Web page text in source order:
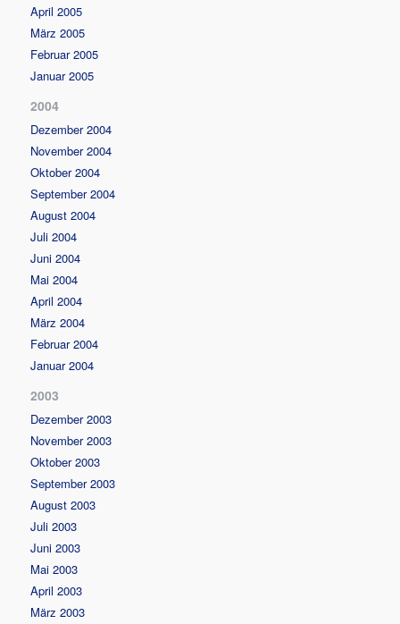
April 2005
März 2005
Februar 2005
Januar 2005
2004
Dezember 2004
November 2004
Oktober 2004
September 2004
August 2004
Juli 2004
Juni 2004
Mai 2004
April 2004
März 2004
Februar 2004
Januar 2004
2003
Dezember 2003
November 2003
Oktober 2003
September 2003
August 2003
Juli 2003
Juni 2003
Mai 2003
April 2003
März 2003